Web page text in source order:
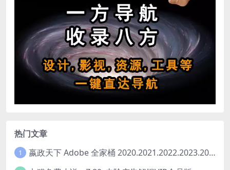
热门文章
1 嬴政天下 Adobe 全家桶 2020.2021.2022.2023.2024.2025大师版（2025年08月版 ）